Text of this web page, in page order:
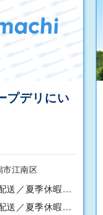
プデリにい
市江南区
ルート配送／夏季休暇９連休！／コープデリ中越センター
ルート配送／夏季休暇９連休！／コープデリ下越センター